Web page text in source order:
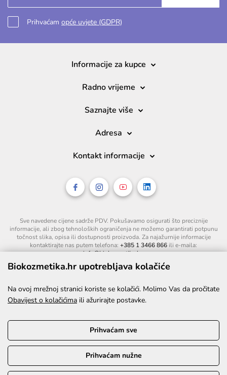
Prihvaćam opće uvjete (GDPR)
Informacije za kupce
Radno vrijeme
Saznajte više
Adresa
Kontakt informacije
Sve navedene cijene sadrže PDV. Pokušavamo osigurati što preciznije
informacije, ali zbog tehnoloških ograničenja ne možemo garantirati potpunu
točnost slika, opisa ili dostupnosti proizvoda. Za najažurnije informacije
kontaktirajte nas putem telefona: +385 1 3466 866 ili e-maila:
info@biokozmetika.hr.
©2026. Sva prava pridržana.
Biokozmetika.hr upotrebljava kolačiće
Na ovoj mrežnoj stranici koriste se kolačići. Molimo Vas da pročitate
Obavijest o kolačićima ili ažurirajte postavke.
Prihvaćam sve
Prihvaćam nužne